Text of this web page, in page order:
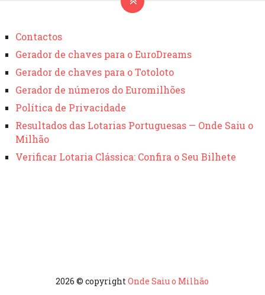
Contactos
Gerador de chaves para o EuroDreams
Gerador de chaves para o Totoloto
Gerador de números do Euromilhões
Política de Privacidade
Resultados das Lotarias Portuguesas — Onde Saiu o
Milhão
Verificar Lotaria Clássica: Confira o Seu Bilhete
2026 © copyrightOnde Saiu o Milhão